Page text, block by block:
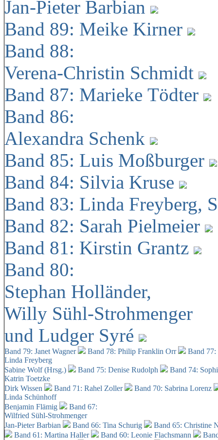
Jan-Pieter Barbian
Band 89: Meike Kirner
Band 88:
Verena-Christin Schmidt
Band 87: Marieke Tödter
Band 86:
Alexandra Schenk
Band 85: Luis Moßburger
Band 84: Silvia Kruse
Band 83: Linda Freyberg,
Band 82: Sarah Pielmeier
Band 81: Kirstin Grantz
Band 80:
Stephan Holländer,
Willy Sühl-Strohmenger
und Ludger Syré
Band 79: Janet Wagner Band 78: Philip Franklin Orr
Band
Linda Freyberg
Sabine Wolf (Hrsg.)
Band 75: Denise Rudolph
Band 74:
Katrin Toetzke
Dirk Wissen
Band 71: Rahel Zoller
Band 70: Sabrina Lorenz
Linda Schünhoff
Benjamin Flämig
Band 67:
Wilfried Sühl-Strohmenger
Jan-Pieter Barbian
Band 66: Tina Schurig
Band 65: Christine
Band 61: Martina Haller
Band 60: Leonie Flachsmann